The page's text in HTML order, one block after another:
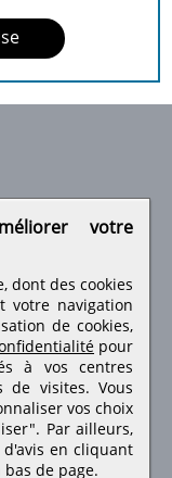
sociaux
votre
dont des cookies
votre navigation
de cookies,
pour
à vos centres
de visites.Vous
vos choix
Par ailleurs,
en cliquant
de page.